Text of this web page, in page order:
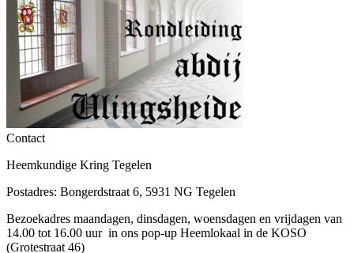
Contact
Heemkundige Kring Tegelen
Postadres: Bongerdstraat 6, 5931 NG Tegelen
Bezoekadres maandagen, dinsdagen, woensdagen en vrijdagen van
14.00 tot 16.00 uur in ons pop-up Heemlokaal in de KOSO
(Grotestraat 46)